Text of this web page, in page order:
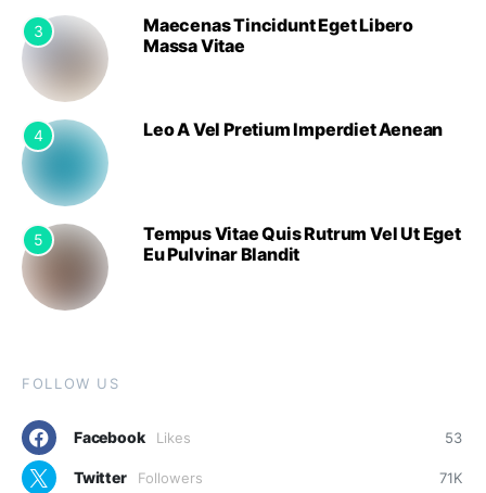
3
Maecenas Tincidunt Eget Libero
Massa Vitae
4 Leo A Vel Pretium Imperdiet Aenean
5
Tempus Vitae Quis Rutrum Vel Ut Eget
Eu Pulvinar Blandit
FOLLOW US
Facebook 53
Likes
Twitter 71K
Followers